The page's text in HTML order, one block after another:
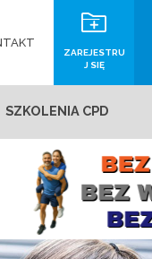
ZAREJESTRU
J SIĘ
SZKOLENIA CPD